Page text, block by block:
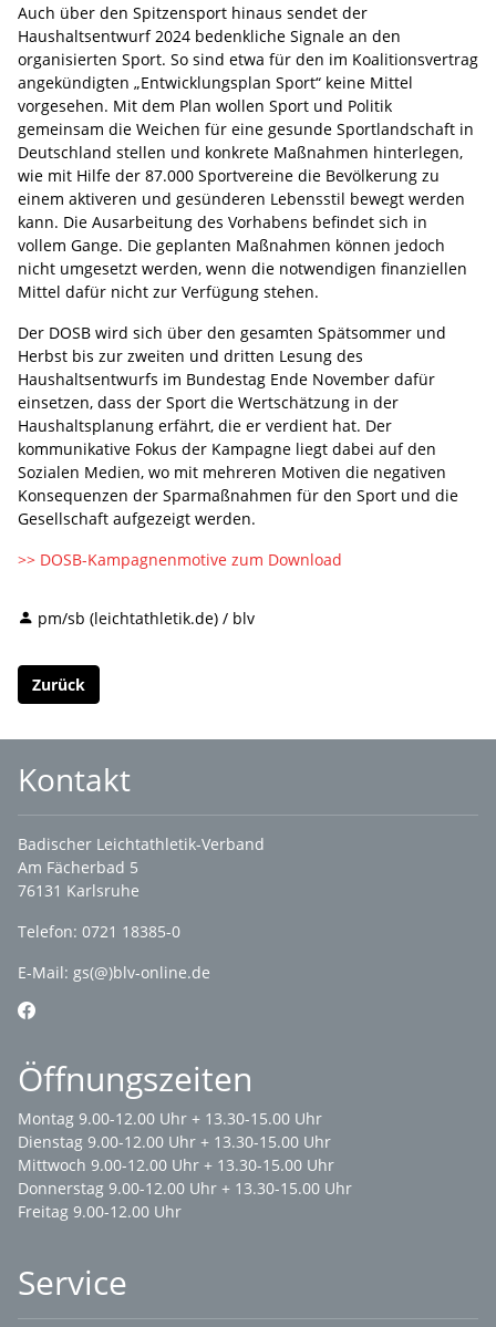
Auch über den Spitzensport hinaus sendet der
Haushaltsentwurf 2024 bedenkliche Signale an den
organisierten Sport. So sind etwa für den im Koalitionsvertrag
angekündigten „Entwicklungsplan Sport“ keine Mittel
vorgesehen. Mit dem Plan wollen Sport und Politik
gemeinsam die Weichen für eine gesunde Sportlandschaft in
Deutschland stellen und konkrete Maßnahmen hinterlegen,
wie mit Hilfe der 87.000 Sportvereine die Bevölkerung zu
einem aktiveren und gesünderen Lebensstil bewegt werden
kann. Die Ausarbeitung des Vorhabens befindet sich in
vollem Gange. Die geplanten Maßnahmen können jedoch
nicht umgesetzt werden, wenn die notwendigen finanziellen
Mittel dafür nicht zur Verfügung stehen.
Der DOSB wird sich über den gesamten Spätsommer und
Herbst bis zur zweiten und dritten Lesung des
Haushaltsentwurfs im Bundestag Ende November dafür
einsetzen, dass der Sport die Wertschätzung in der
Haushaltsplanung erfährt, die er verdient hat. Der
kommunikative Fokus der Kampagne liegt dabei auf den
Sozialen Medien, wo mit mehreren Motiven die negativen
Konsequenzen der Sparmaßnahmen für den Sport und die
Gesellschaft aufgezeigt werden.
>> DOSB-Kampagnenmotive zum Download
pm/sb (leichtathletik.de) / blv
Zurück
Kontakt
Badischer Leichtathletik-Verband
Am Fächerbad 5
76131 Karlsruhe
Telefon: 0721 18385-0
E-Mail: gs(@)blv-online.de
Öffnungszeiten
Montag 9.00-12.00 Uhr + 13.30-15.00 Uhr
Dienstag 9.00-12.00 Uhr + 13.30-15.00 Uhr
Mittwoch 9.00-12.00 Uhr + 13.30-15.00 Uhr
Donnerstag 9.00-12.00 Uhr + 13.30-15.00 Uhr
Freitag 9.00-12.00 Uhr
Service